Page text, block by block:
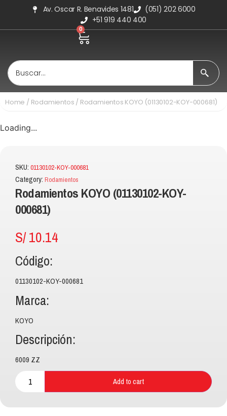
Av. Oscar R. Benavides 1481
(051) 202 6000
+51 919 440 400
0
Home / Rodamientos / Rodamientos KOYO (01130102-KOY-000681)
Loading...
SKU: 01130102-KOY-000681
Category: Rodamientos
Rodamientos KOYO (01130102-KOY-
000681)
S/10.14
Código:
01130102-KOY-000681
Marca:
KOYO
Descripción:
6009 ZZ
Add to cart